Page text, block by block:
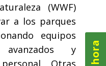
(WWF)
a los parques
equipos
y
Otras